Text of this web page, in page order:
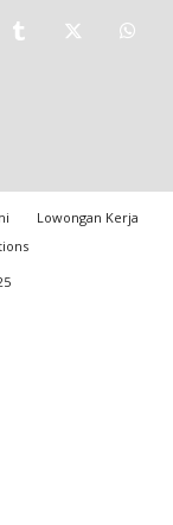
Lowongan Kerja